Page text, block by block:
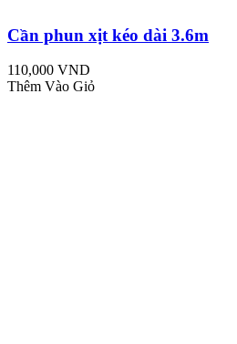
Cần phun xịt kéo dài 3.6m
110,000 VND
Thêm Vào Giỏ